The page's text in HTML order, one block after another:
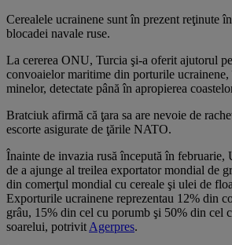
Cerealele ucrainene sunt în prezent reţinute
blocadei navale ruse.
La cererea ONU, Turcia şi-a oferit ajutorul
convoaielor maritime din porturile ucrainene,
minelor, detectate până în apropierea
Bratciuk afirmă că ţara sa are nevoie de
escorte asigurate de ţările NATO.
Înainte de invazia rusă începută în februarie,
de a ajunge al treilea exportator mondial de
din comerţul mondial cu cereale şi ulei de
Exporturile ucrainene reprezentau 12% din
grâu, 15% din cel cu porumb şi 50% din cel
soarelui, potrivit Agerpres.